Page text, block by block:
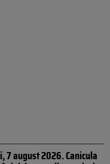
7 august 2026. Canicula